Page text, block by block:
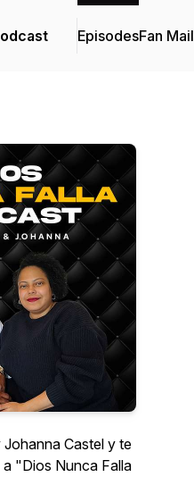
EpisodesFan Mail
Johanna Castel y te
"Dios Nunca Falla